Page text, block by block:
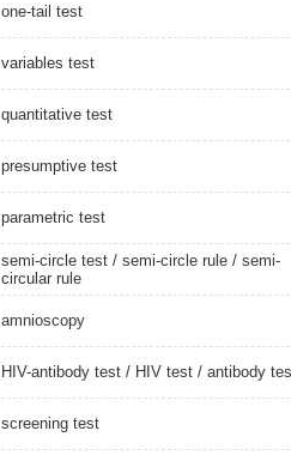
one-tail test
variables test
quantitative test
presumptive test
parametric test
semi-circle test/ semi-circle rule/ semi-
circular rule
amnioscopy
HIV-antibody test/ HIV test/ antibody
screening test